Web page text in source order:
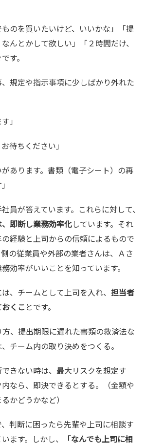
ものを買いたいけど、いいかな」「提
んとかして欲しい」「２時間だけ、
す。
規定や指示事項に少しばかり外れた
」
待ちください」
があります。書類（電子シート）の再
員が答えています。これらに対して、
即断し業務効率化しています。それ
経験と上司からの信頼によるもので
の従業員や外部の業者さんは、Ａさ
効率がいいことを知っています。
、チームとして上司を入れ、 担当者
くこ とです。
、提出期限に遅れた書類の救済法な
チーム内の取り決めをつくる。
きない時は、最大リスクを想定す
なら、即決できるとする。（金額や
かどうかなど）
、判断に困ったら先輩や上司に相談す
ます。しかし、
「なんでも上司に相